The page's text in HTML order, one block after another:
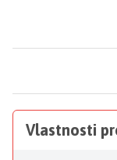
Vlastnosti